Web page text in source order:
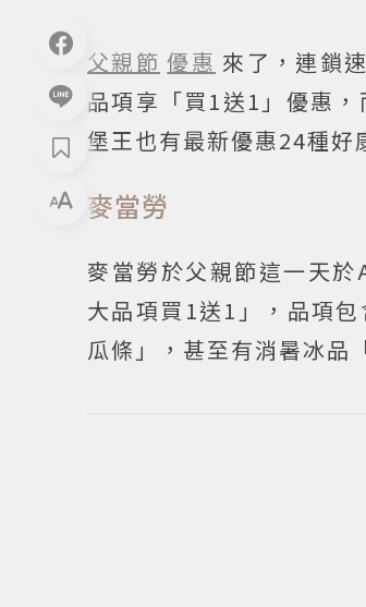
父親節 優惠 來了，連鎖
品項享「買1送1」優惠
堡王也有最新優惠24種好
麥當勞
麥當勞於父親節這一天
大品項買1送1」，品項
瓜條」，甚至有消暑冰品